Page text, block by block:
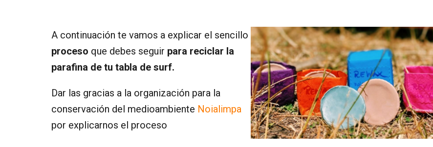
A continuación te vamos a explicar el sencillo
proceso que debes seguir para reciclar la
parafina de tu tabla de surf.
Dar las gracias a la organización para la
conservación del medioambiente Noialimpa
por explicarnos el proceso